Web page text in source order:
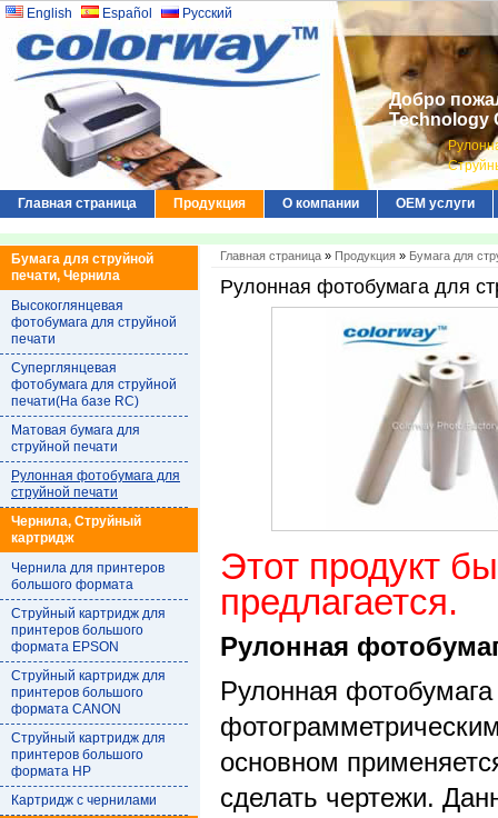
English Español Русский
Добро
Technology
Главная страница Продукция О компании ОЕМ услуги
Бумага для струйной
печати, Чернила
Высокоглянцевая
фотобумага для струйной
печати
Суперглянцевая
фотобумага для струйной
печати(На базе RC)
Матовая бумага для
струйной печати
Рулонная фотобумага для
струйной печати
Чернила, Струйный
картридж
Чернила для принтеров
большого формата
Струйный картридж для
принтеров большого
формата EPSON
Струйный картридж для
принтеров большого
формата CANON
Струйный картридж для
принтеров большого
формата HP
Картридж с чернилами
Главная страница » Продукция » Бумага для
Рулонная фотобумага для
Этот продукт
предлагается.
Рулонная
Рулонная
основном
сделать чертежи.